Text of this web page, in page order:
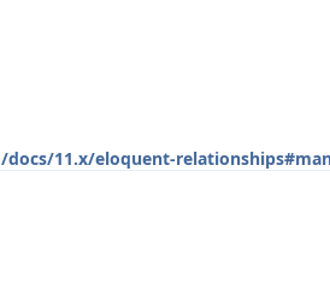
11.x/eloquent-